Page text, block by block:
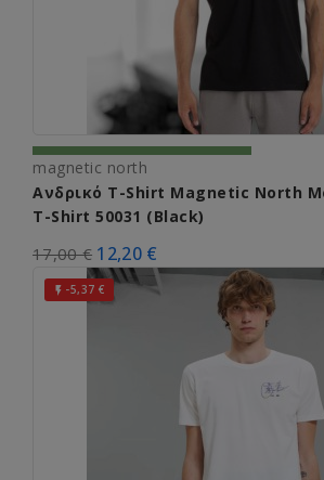
magnetic north
Ανδρικό T-Shirt Magnetic North
T-Shirt 50031 (Black)
17,00 € 12,20 €
 -5,37 €